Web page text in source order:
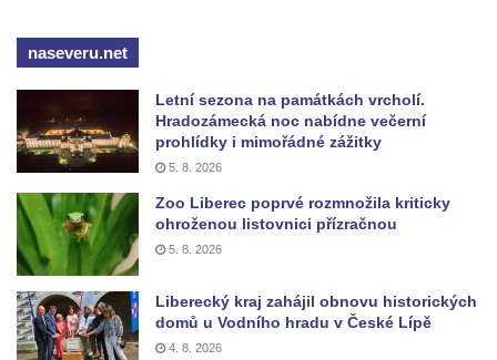
Českých Budějovicích
Pomník Vojtěcha Adalberta Lanny v parku
Na Sadech v Českých Budějovicích
Pomník Přemysla Otakara II. v parku Na
Socha Mateřství v parku Na Sadech v
Českých Budějovicích
Památník Otokara Mokrého v parku Na
Sadech v Českých Budějovicích
Poslední dochovaný tramvajový sloup na
naseveru.net
Letní sezona na památkách vrcholí.
Hradozámecká noc nabídne večerní
prohlídky i mimořádné zážitky
5. 8. 2026
Zoo Liberec poprvé rozmnožila kriticky
ohroženou listovnici přízračnou
5. 8. 2026
Liberecký kraj zahájil obnovu historických
domů u Vodního hradu v České Lípě
4. 8. 2026